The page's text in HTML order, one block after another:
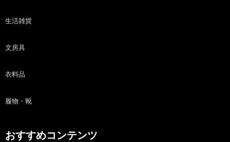
生活雑貨
文房具
衣料品
履物・靴
おすすめコンテンツ